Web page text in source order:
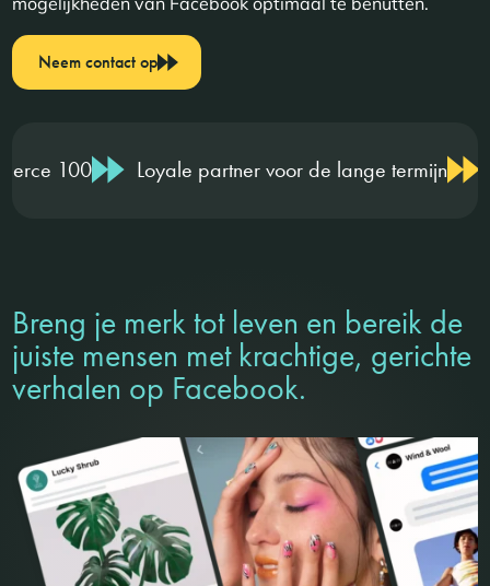
Neem contact op
Loyale partner voor de lange termijn Hoog
Breng je merk tot leven en bereik de
juiste mensen met krachtige, gerichte
verhalen op Facebook.